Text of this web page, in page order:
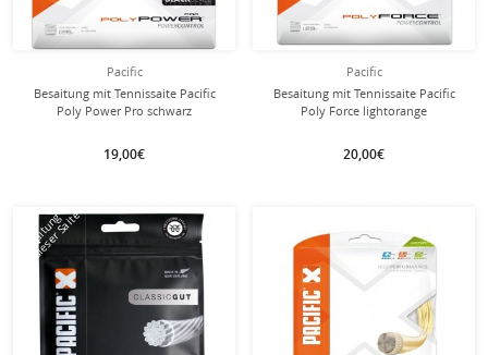
Pacific
Besaitung mit Tennissaite Pacific
Poly Power Pro schwarz
19,00€
Pacific
Besaitung mit Tennissaite Pacific
Poly Force lightorange
20,00€
Besaitung
mit dieser Saite Besaitung
mit dieser Saite